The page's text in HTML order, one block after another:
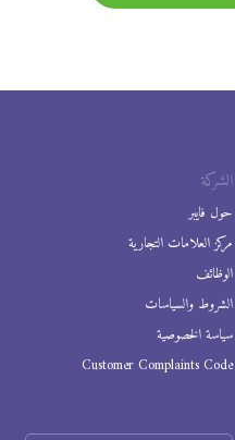
الشركة
حول فايبر
مركز العلامات التجارية
الوظائف
الشروط والسياسات
سياسة الخصوصية
Customer Complaints Code